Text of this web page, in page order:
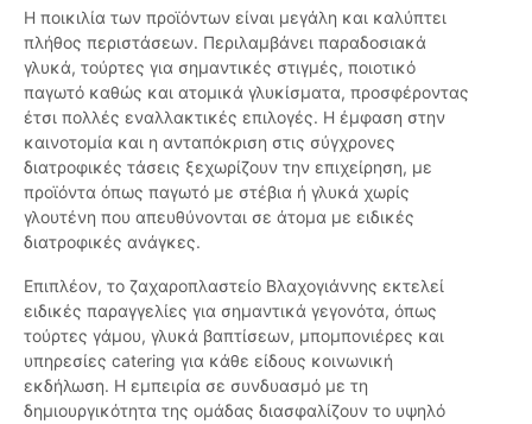
Η ποικιλία των προϊόντων είναι μεγάλη και καλύπτει
πλήθος περιστάσεων. Περιλαμβάνει παραδοσιακά
γλυκά, τούρτες για σημαντικές στιγμές, ποιοτικό
παγωτό καθώς και ατομικά γλυκίσματα, προσφέροντας
έτσι πολλές εναλλακτικές επιλογές. Η έμφαση στην
καινοτομία και η ανταπόκριση στις σύγχρονες
διατροφικές τάσεις ξεχωρίζουν την επιχείρηση, με
προϊόντα όπως παγωτό με στέβια ή γλυκά χωρίς
γλουτένη που απευθύνονται σε άτομα με ειδικές
διατροφικές ανάγκες.
Επιπλέον, το ζαχαροπλαστείο Βλαχογιάννης εκτελεί
ειδικές παραγγελίες για σημαντικά γεγονότα, όπως
τούρτες γάμου, γλυκά βαπτίσεων, μπομπονιέρες και
υπηρεσίες catering για κάθε είδους κοινωνική
εκδήλωση. Η εμπειρία σε συνδυασμό με τη
δημιουργικότητα της ομάδας διασφαλίζουν το υψηλό